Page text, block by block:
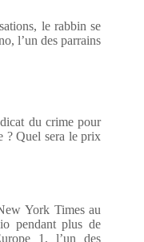
le rabbin se
l’un des parrains
du crime pour
? Quel sera le prix
York Times au
pendant plus de
1, l’un des